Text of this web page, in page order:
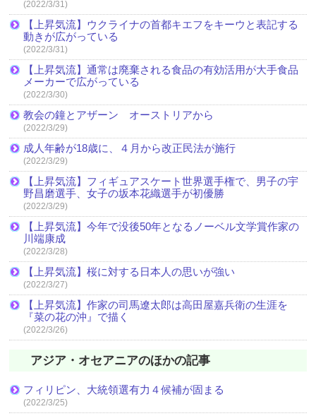
(2022/3/31)
【上昇気流】ウクライナの首都キエフをキーウと表記する
動きが広がっている
(2022/3/31)
【上昇気流】通常は廃棄される食品の有効活用が大手食品
メーカーで広がっている
(2022/3/30)
教会の鐘とアザーン オーストリアから
(2022/3/29)
成人年齢が18歳に、４月から改正民法が施行
(2022/3/29)
【上昇気流】フィギュアスケート世界選手権で、男子の宇
野昌磨選手、女子の坂本花織選手が初優勝
(2022/3/29)
【上昇気流】今年で没後50年となるノーベル文学賞作家の
川端康成
(2022/3/28)
【上昇気流】桜に対する日本人の思いが強い
(2022/3/27)
【上昇気流】作家の司馬遼太郎は高田屋嘉兵衛の生涯を
『菜の花の沖』で描く
(2022/3/26)
アジア・オセアニアのほかの記事
フィリピン、大統領選有力４候補が固まる
(2022/3/25)